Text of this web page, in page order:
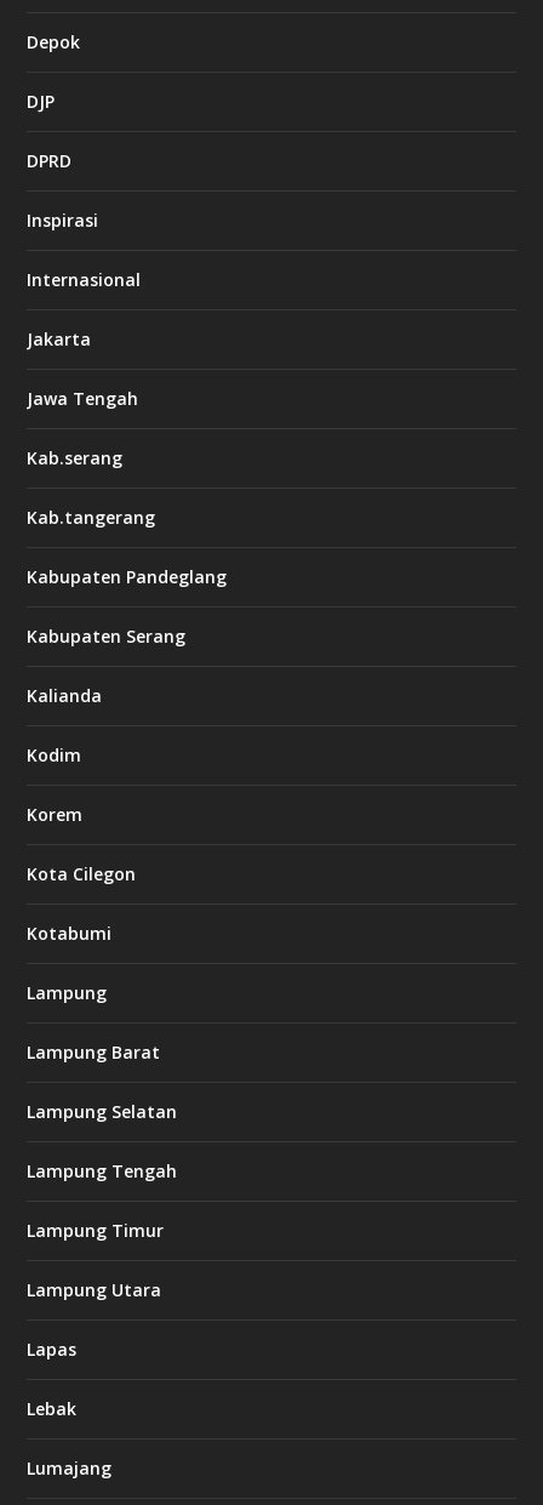
Depok
DJP
DPRD
Inspirasi
Internasional
Jakarta
Jawa Tengah
Kab.serang
Kab.tangerang
Kabupaten Pandeglang
Kabupaten Serang
Kalianda
Kodim
Korem
Kota Cilegon
Kotabumi
Lampung
Lampung Barat
Lampung Selatan
Lampung Tengah
Lampung Timur
Lampung Utara
Lapas
Lebak
Lumajang